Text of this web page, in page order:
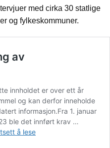
med cirka 30 statlige
og fylkeskommuner.